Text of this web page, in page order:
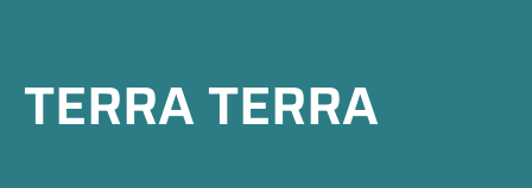
TERRATERRA